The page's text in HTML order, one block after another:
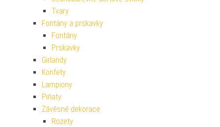
Tvary
Fontány a prskavky
Fontány
Prskavky
Girlandy
Konfety
Lampiony
Piňaty
Závěsné dekorace
Rozety